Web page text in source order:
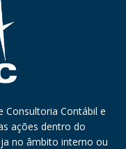
Consultoria Contábil e
ações dentro do
no âmbito interno ou